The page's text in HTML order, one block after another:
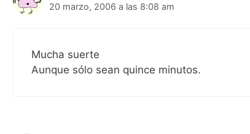
20 marzo, 2006 a las 8:08 am
Mucha suerte
Aunque sólo sean quince minutos.